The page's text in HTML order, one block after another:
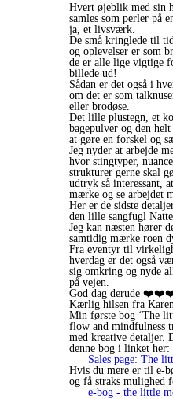
Hvert øjeblik med sin
samles som perler på
ja, et livsværk.
De små kringlede til
og oplevelser er som
de er alle lige vigtige
billede ud!
Sådan er det også i
om det er som
eller brodøse.
Det lille plustegn, et
bagepulver og den
at gøre en forskel og
Jeg nyder at arbejde
hvor stingtyper,
strukturer gerne skal
udtryk så interessant,
mærke og se arbejdet
Her er de sidste
den lille sangfugl
Jeg kan næsten hører
samtidig mærke roen
Fra eventyr til
hverdag er det også
sig omkring og nyde
på vejen.
God dag derude
Kærlig hilsen fra
Min første bog ‘The
flow and mindfulness
med kreative detaljer.
denne bog i linket her:
Sales page: The
Hvis du mere er til e-
og få straks mulighed
e-bog - the little